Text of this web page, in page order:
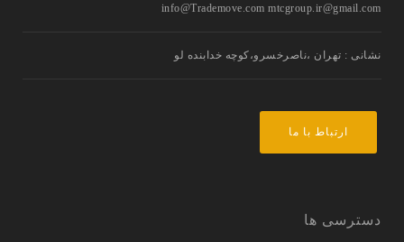
info@Trademove.com mtcgroup.ir@gmail.com
نشانی : تهران ،ناصرخسرو،کوچه خدابنده لو
ارتباط با ما
دسترسی ها